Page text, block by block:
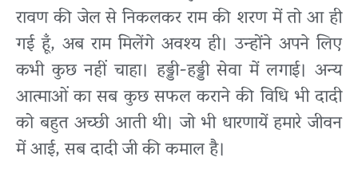
रावण की जेल से निकलकर राम की शरण में तो आ ही
गई हूँ, अब राम मिलेंगे अवश्य ही। उन्होंने अपने लिए
कभी कुछ नहीं चाहा। हड्डी-हड्डी सेवा में लगाई। अन्य
आत्माओं का सब कुछ सफल कराने की विधि भी दादी
को बहुत अच्छी आती थी। जो भी धारणायें हमारे जीवन
में आई, सब दादी जी की कमाल है।